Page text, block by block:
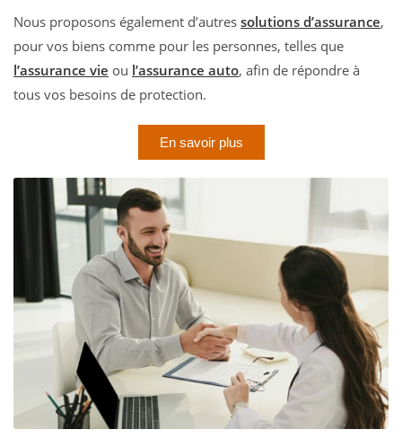
En savoir plus
Nous proposons également d’autres solutions d’assurance,
pour vos biens comme pour les personnes, telles que
l’assurance vie ou l’assurance auto, afin de répondre à
tous vos besoins de protection.